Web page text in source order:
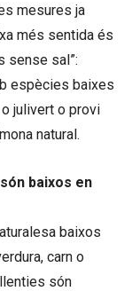
mesures ja
més sentida és
sense sal”:
espècies baixes
julivert o provi
natural.
baixos en
baixos
carn o
són